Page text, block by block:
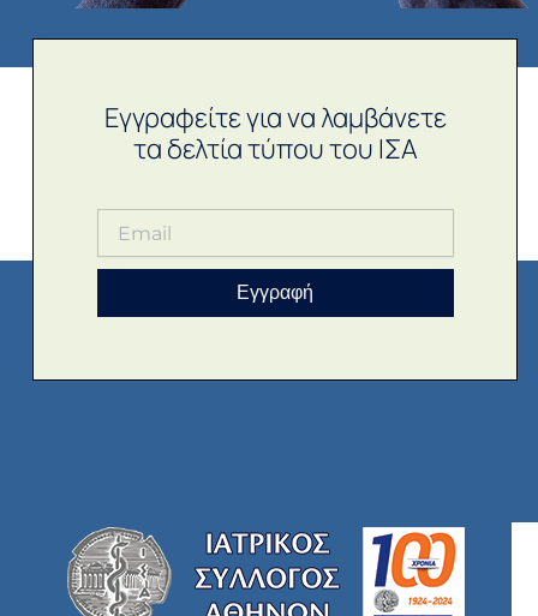
Εγγραφείτε για να λαμβάνετε
τα δελτία τύπου του ΙΣΑ
Εγγραφή